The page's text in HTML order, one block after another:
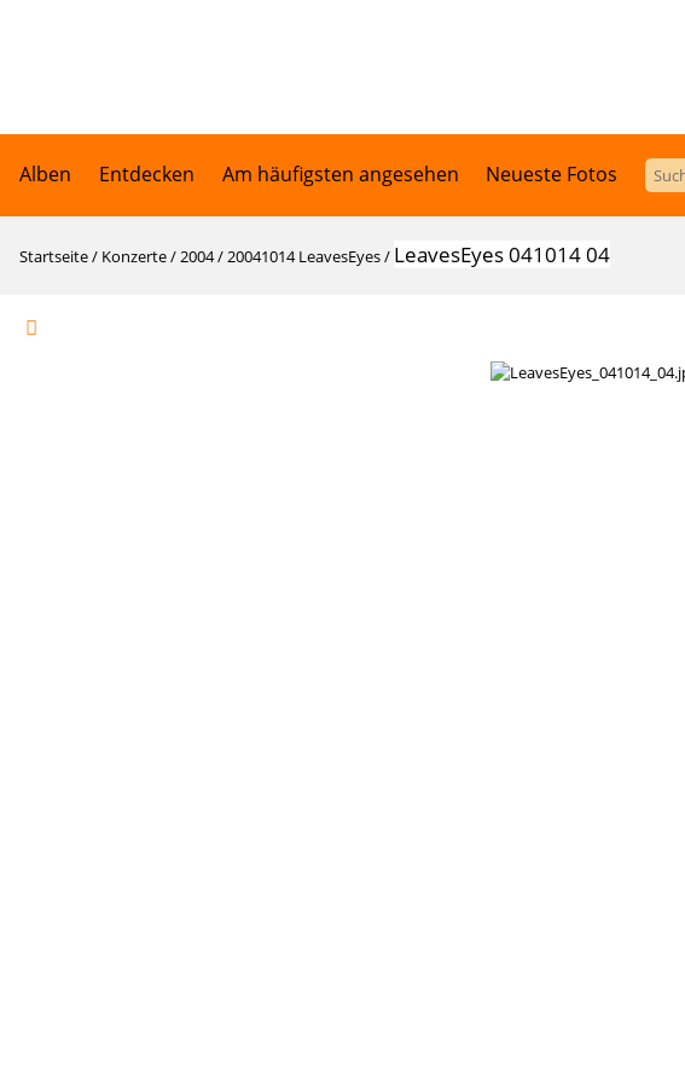
Alben Entdecken Am häufigsten angesehen Neueste Fotos
Startseite/ Konzerte/2004/20041014 LeavesEyes/ LeavesEyes 041014 04